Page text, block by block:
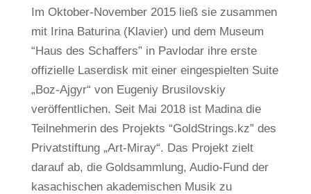
Im Oktober-November 2015 ließ sie zusammen
mit Irina Baturina (Klavier) und dem Museum
“Haus des Schaffers” in Pavlodar ihre erste
offizielle Laserdisk mit einer eingespielten Suite
„Boz-Ajgyr“ von Eugeniy Brusilovskiy
veröffentlichen. Seit Mai 2018 ist Madina die
Teilnehmerin des Projekts “GoldStrings.kz” des
Privatstiftung „Art-Miray“. Das Projekt zielt
darauf ab, die Goldsammlung, Audio-Fund der
kasachischen akademischen Musik zu